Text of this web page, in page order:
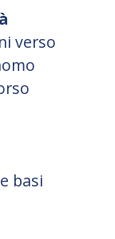
verso
basi